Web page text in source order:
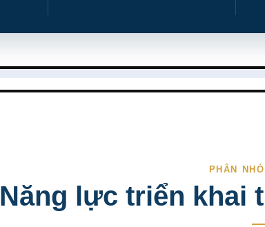
PHÂN
Năng lực triển khai